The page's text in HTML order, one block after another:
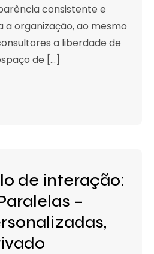
consistente e
a organização, ao mesmo
a liberdade de
de [...]
de interação:
–